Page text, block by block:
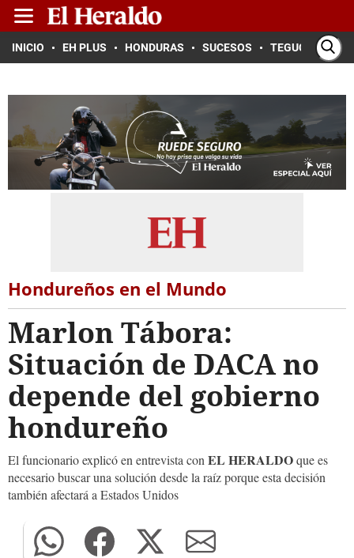
INICIO EH PLUS HONDURAS SUCESOS TEGUCIGALPA
Hondureños en el Mundo
Marlon Tábora:
Situación de DACA no
depende del gobierno
hondureño
El funcionario explicó en entrevista con EL HERALDOque es
necesario buscar una solución desde la raíz porque esta decisión
también afectará a Estados Unidos